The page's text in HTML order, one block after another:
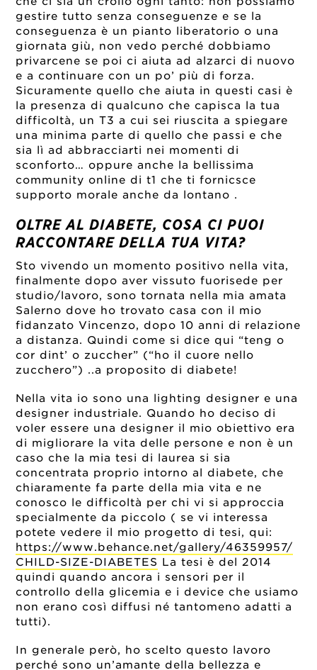
gestire tutto senza conseguenze e se la
conseguenza è un pianto liberatorio o una
giornata giù, non vedo perché dobbiamo
privarcene se poi ci aiuta ad alzarci di nuovo
e a continuare con un po’ più di forza.
Sicuramente quello che aiuta in questi casi è
la presenza di qualcuno che capisca la tua
difficoltà, un T3 a cui sei riuscita a spiegare
una minima parte di quello che passi e che
sia lì ad abbracciarti nei momenti di
sconforto… oppure anche la bellissima
community online di t1 che ti fornicsce
supporto morale anche da lontano .
OLTRE AL DIABETE, COSA CI PUOI
RACCONTARE DELLA TUA VITA?
Sto vivendo un momento positivo nella vita,
finalmente dopo aver vissuto fuorisede per
studio/lavoro, sono tornata nella mia amata
Salerno dove ho trovato casa con il mio
fidanzato Vincenzo, dopo 10 anni di relazione
a distanza. Quindi come si dice qui “teng o
cor dint’ o zuccher” (“ho il cuore nello
zucchero”) ..a proposito di diabete!
Nella vita io sono una lighting designer e una
designer industriale. Quando ho deciso di
voler essere una designer il mio obiettivo era
di migliorare la vita delle persone e non è un
caso che la mia tesi di laurea si sia
concentrata proprio intorno al diabete, che
chiaramente fa parte della mia vita e ne
conosco le difficoltà per chi vi si approccia
specialmente da piccolo ( se vi interessa
potete vedere il mio progetto di tesi, qui:
https://www.behance.net/gallery/46359957/
CHILD-SIZE-DIABETES La tesi è del 2014
quindi quando ancora i sensori per il
controllo della glicemia e i device che usiamo
non erano così diffusi né tantomeno adatti a
tutti).
In generale però, ho scelto questo lavoro
perché sono un’amante della bellezza e